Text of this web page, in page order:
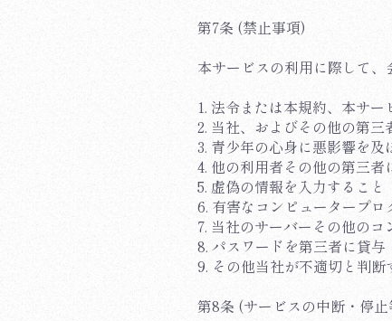
第7条 (禁止事項)
本サービスの利用に際して、
1. 法令または本規約、本サ
2. 当社、およびその他の第
3. 青少年の心身に悪影響を
4. 他の利用者その他の第三
5. 虚偽の情報を入力すること
6. 有害なコンピュータープ
7. 当社のサーバーその他の
8. パスワードを第三者に貸
9. その他当社が不適切と判断
第8条 (サービスの中断・停止